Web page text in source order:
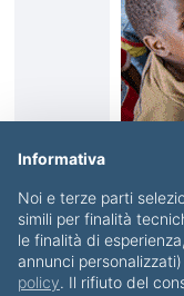
Informativa
Noi e terze parti
simili per finalità
le finalità di
annunci
policy. Il rifiuto del